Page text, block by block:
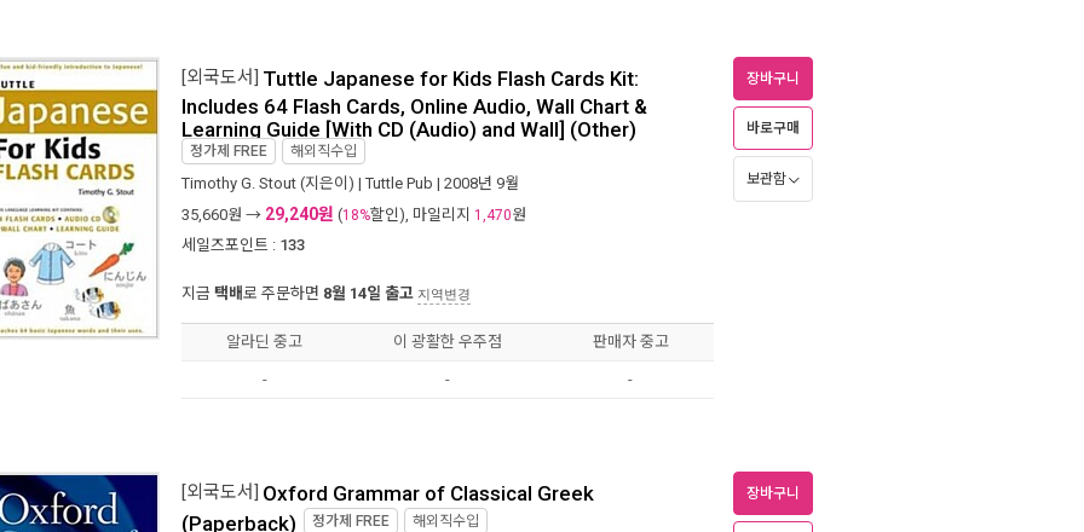
[외국도서] Tuttle Japanese for Kids Flash Cards Kit:
Includes 64 Flash Cards, Online Audio, Wall Chart &
Learning Guide [With CD (Audio) and Wall] (Other)
정가제 FREE 해외직수입
Timothy G. Stout (지은이) |Tuttle Pub | 2008년 9월
35,660원 → 29,240원 (18%할인), 마일리지 1,470원
세일즈포인트 : 133
지금 택배로 주문하면 8월 14일 출고 지역변경
장바구니
바로구매
보관함
알라딘 중고 이 광활한 우주점 판매자 중고
- - -
[외국도서] Oxford Grammar of Classical Greek
(Paperback) 정가제 FREE 해외직수입
장바구니